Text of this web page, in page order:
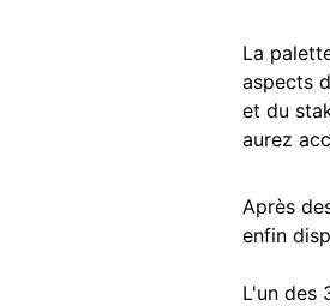
La
aspects
et du
aurez
Après
enfin
L'un des